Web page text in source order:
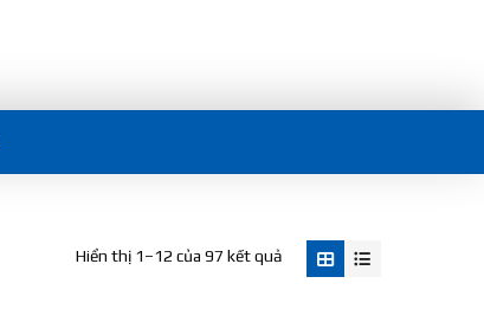
Hiển thị 1–12 của 97 kết quả